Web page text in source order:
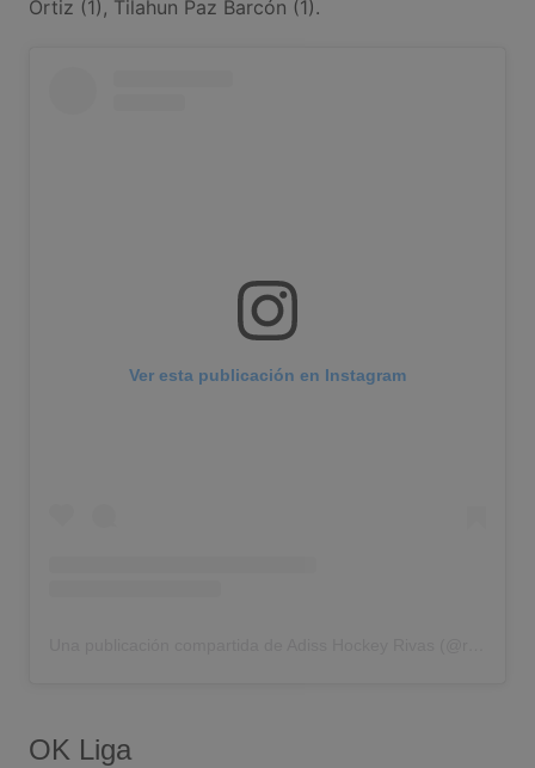
Ortiz (1), Tilahun Paz Barcón (1).
Ver esta publicación en Instagram
OK Liga